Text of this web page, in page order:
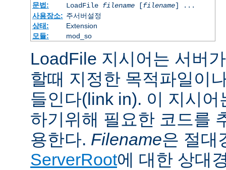
문법:
LoadFile filename[filename] ...
사용장소: 주서버설정
상태:
Extension
모듈:
mod_so
LoadFile 지시어는 서버
할때 지정한 목적파일이
들인다(link in). 이 지시
하기위해 필요한 코드를
용한다. Filename은 절대
ServerRoot에 대한 상대